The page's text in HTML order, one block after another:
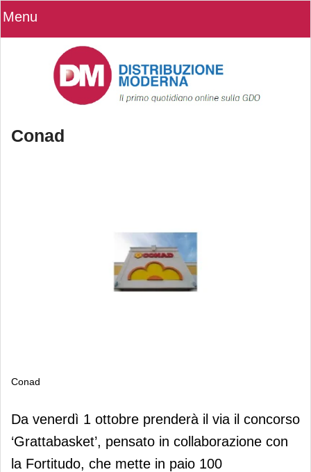
Menu
Conad
Conad
Conad
Da venerdì 1 ottobre prenderà il via il concorso
‘Grattabasket’, pensato in collaborazione con
la Fortitudo, che mette in paio 100